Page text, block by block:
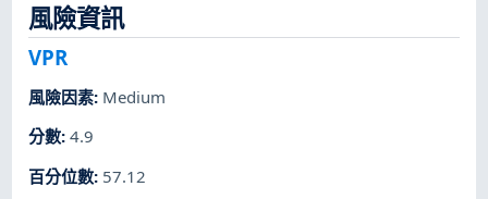
風險資訊
VPR
風險因素: Medium
分數:4.9
百分位數: 57.12